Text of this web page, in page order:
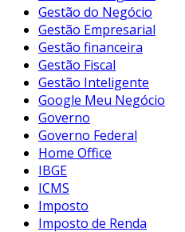
Gestão do Negócio
Gestão Empresarial
Gestão financeira
Gestão Fiscal
Gestão Inteligente
Google Meu Negócio
Governo
Governo Federal
Home Office
IBGE
ICMS
Imposto
Imposto de Renda